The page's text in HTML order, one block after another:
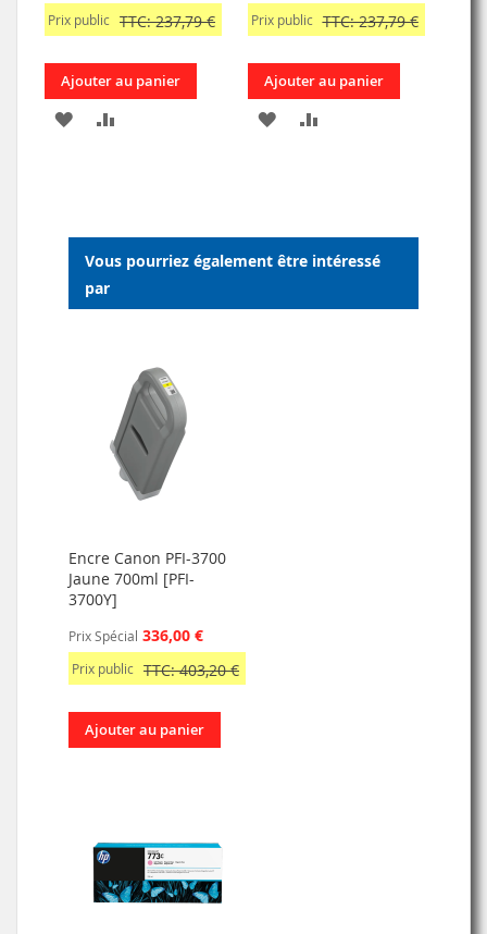
Prix public TTC: 237,79 €
Ajouter au panier
AJOUTER
D’ENVIE
Prix public TTC: 237,79 €
Ajouter au panier
AJOUTER
D’ENVIE
Vous pourriez également être intéressé
par
Encre Canon PFI-3700
Jaune 700ml [PFI-
3700Y]
Prix Spécial 336,00 €
Prix public TTC: 403,20 €
Ajouter au panier